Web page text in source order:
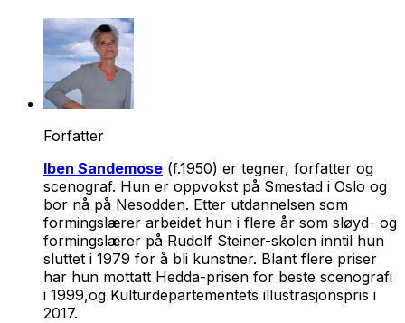
Forfatter
Iben Sandemose (f.1950) er tegner, forfatter og
scenograf. Hun er oppvokst på Smestad i Oslo og
bor nå på Nesodden. Etter utdannelsen som
formingslærer arbeidet hun i flere år som sløyd- og
formingslærer på Rudolf Steiner-skolen inntil hun
sluttet i 1979 for å bli kunstner. Blant flere priser
har hun mottatt Hedda-prisen for beste scenografi
i 1999,og Kulturdepartementets illustrasjonspris i
2017.